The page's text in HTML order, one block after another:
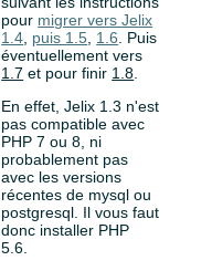
pour migrer vers Jelix
1.4 puis 1.5 1.6 . Puis
éventuellement vers
1.7 et pour finir 1.8
En effet, Jelix 1.3 n'est
pas compatible avec
PHP 7 ou 8, ni
probablement pas
avec les versions
récentes de mysql ou
postgresql. Il vous faut
donc installer PHP
5.6.